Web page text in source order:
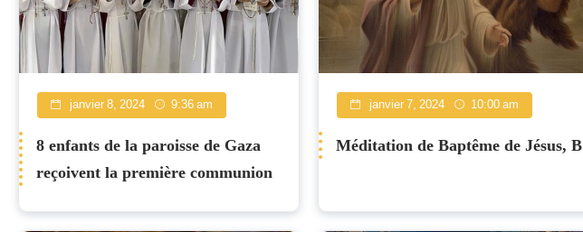
janvier 8, 2024 9:36 am
8 enfants de la paroisse de Gaza
reçoivent la première communion
janvier 7, 2024 10:00 am
Méditation de Baptême de Jésus, B